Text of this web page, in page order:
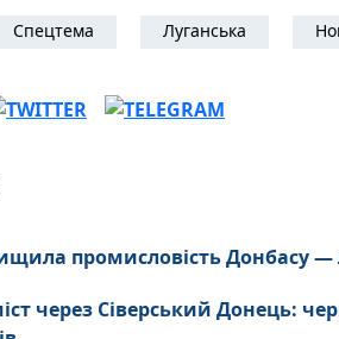
Спецтема Луганська
промисловість Донбасу
через Сіверський Донець: